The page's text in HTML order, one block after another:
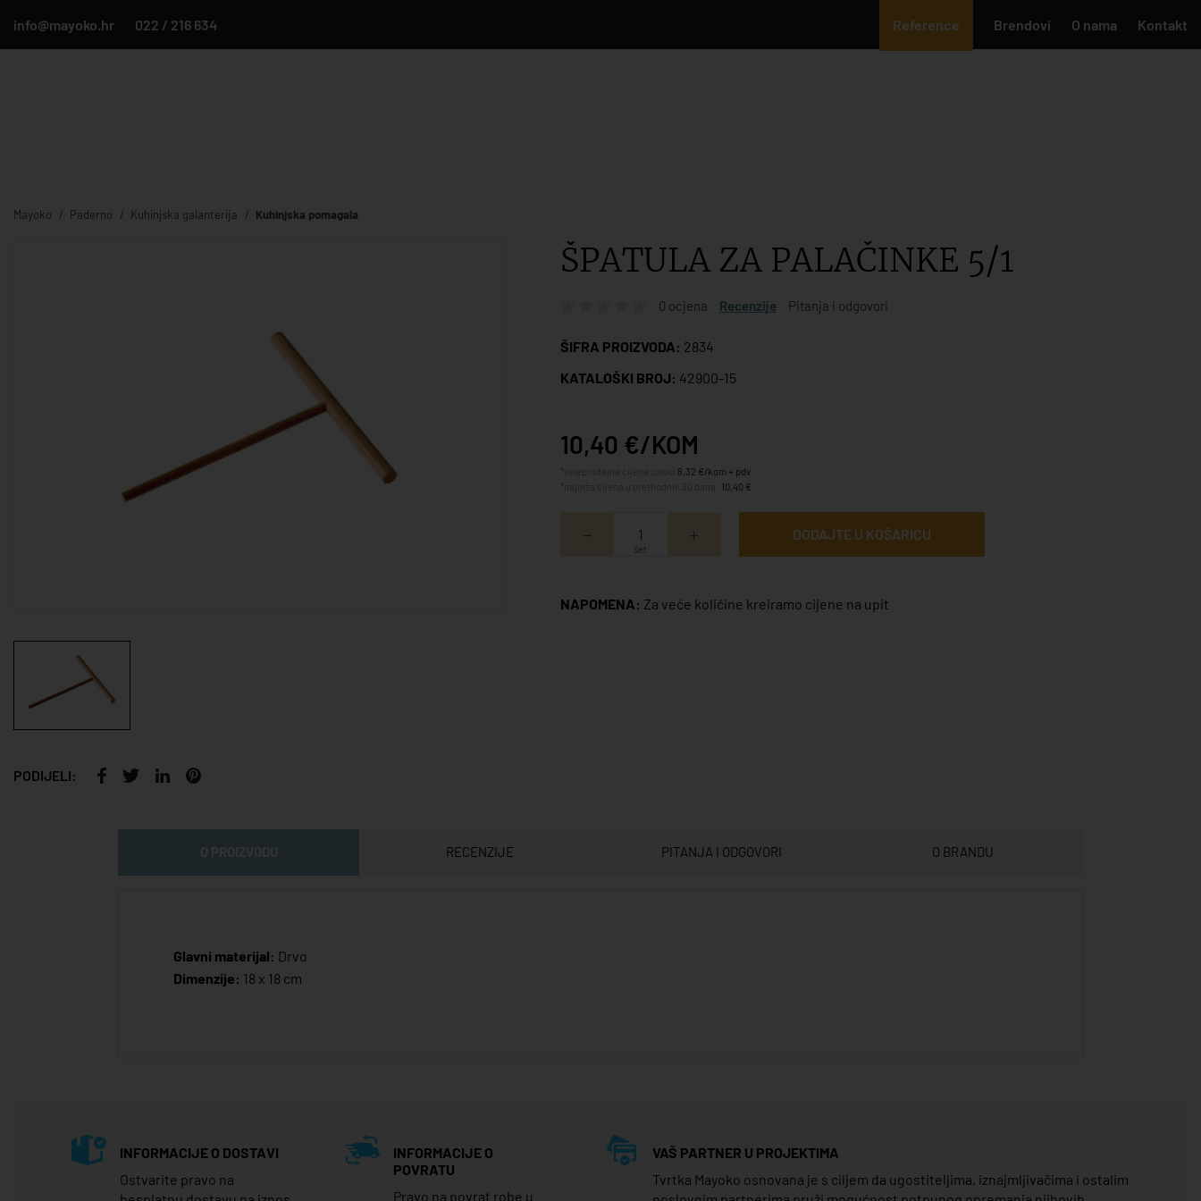
info@mayoko.hr 022 / 216 634 Reference Brendovi O nama Kontakt
Mayoko Paderno Kuhinjska galanterija Kuhinjska pomagala
PODIJELI:
ŠPATULA ZA PALAČINKE 5/1
0 ocjena Recenzije Pitanja i odgovori
ŠIFRA PROIZVODA: 2834
KATALOŠKI BROJ: 42900-15
10,40 €/KOM
8,32 €/kom + pdv
10,40 €
set
DODAJTE U KOŠARICU
NAPOMENA: Za veće količine kreiramo cijene na upit
RECENZIJE PITANJA I ODGOVORI O BRANDU
Glavni materijal: Drvo
Dimenzije: 18 x 18 cm
INFORMACIJE O DOSTAVI
Ostvarite pravo na
INFORMACIJE O
POVRATU
Pravo na povrat robe u
VAŠ PARTNER U PROJEKTIMA
Tvrtka Mayoko osnovana je s ciljem da ugostiteljima, iznajmljivačima i ostalim